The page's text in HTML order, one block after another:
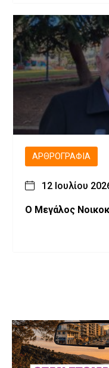
ΑΡΘΡΟΓΡΑΦΊΑ
12 Ιουλίου
Ο Μεγάλος